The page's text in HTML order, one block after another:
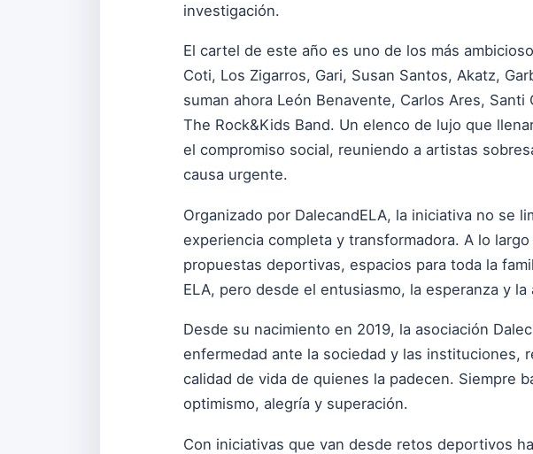
investigación.
El cartel de este año es uno de los más
Coti, Los Zigarros, Gari, Susan Santos, Akatz,
suman ahora León Benavente, Carlos Ares,
The Rock&Kids Band. Un elenco de lujo que
el compromiso social, reuniendo a artistas
causa urgente.
Organizado por DalecandELA, la iniciativa no se
experiencia completa y transformadora. A lo
propuestas deportivas, espacios para toda la
ELA, pero desde el entusiasmo, la esperanza y
Desde su nacimiento en 2019, la asociación
enfermedad ante la sociedad y las instituciones,
calidad de vida de quienes la padecen. Siempre
optimismo, alegría y superación.
Con iniciativas que van desde retos deportivos